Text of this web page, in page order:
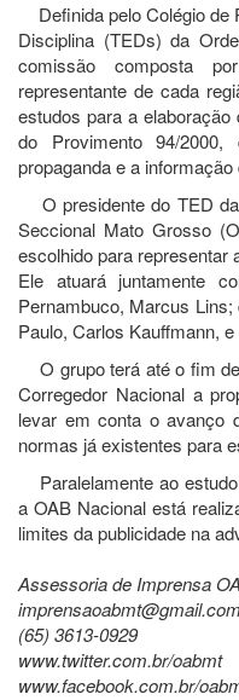
Definida pelo Colégio de
Disciplina (TEDs) da
comissão composta
representante de cada
estudos para a
do Provimento 94/
propaganda e a
O presidente do TED
Seccional Mato Grosso
escolhido para representar
Ele atuará juntamente
Pernambuco, Marcus
Paulo, Carlos Kauffmann,
O grupo terá até o fim
Corregedor Nacional a
levar em conta o avanço
normas já existentes para
Paralelamente ao
a OAB Nacional está
limites da publicidade na
Assessoria de Imprensa
imprensaoabmt@gmail.com
(65) 3613-0929
www.twitter.com.br/oabmt
www.facebook.com.br/